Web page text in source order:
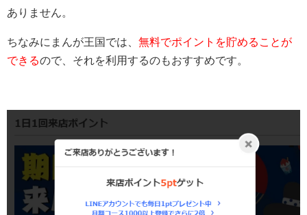
ありません。
ちなみにまんが王国では、 無料でポイントを貯めることが
できるので、それを利用するのもおすすめです。